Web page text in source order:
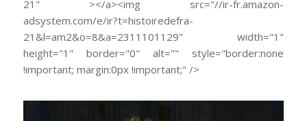
21" ></a><img src="//ir-fr.amazon-
adsystem.com/e/ir?t=histoiredefra-
21&l=am2&o=8&a=2311101129" width="1"
height="1" border="0" alt="" style="border:none
!important; margin:0px !important;" />